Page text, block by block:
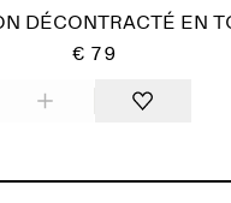
DÉCONTRACTÉ EN
€ 79